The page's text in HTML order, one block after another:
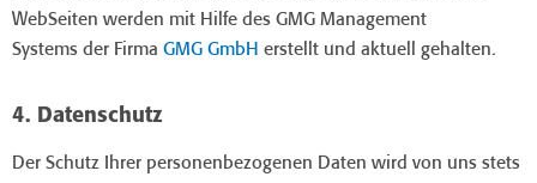
WebSeiten werden mit Hilfe des GMG Management
Systems der Firma GMG GmbH erstellt und aktuell gehalten.
4. Datenschutz
Der Schutz Ihrer personenbezogenen Daten wird von uns stets